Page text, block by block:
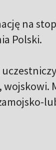
na
Polski.